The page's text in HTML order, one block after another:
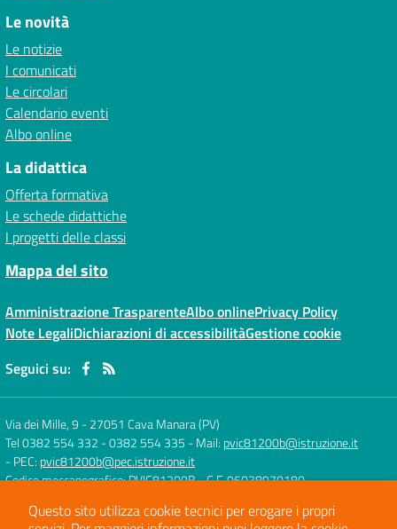
Le novità
Le notizie
I comunicati
Le circolari
Calendario eventi
Albo online
La didattica
Offerta formativa
Le schede didattiche
I progetti delle classi
Mappa del sito
Amministrazione TrasparenteAlbo onlinePrivacy Policy
Note LegaliDichiarazioni di accessibilitàGestione cookie
Seguici su:
Via dei Mille, 9 -27051 Cava Manara (PV)
Tel 0382 554 332 - 0382 554 335 - Mail: pvic81200b@istruzione.it
- PEC: pvic81200b@pec.istruzione.it
Codice meccanografico: PVIC81200B- C.F. 96038970180
Questo sito utilizza cookie tecnici per erogare i propri